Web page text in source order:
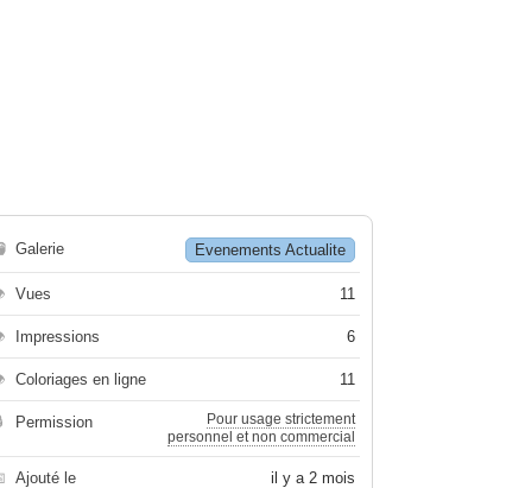
Galerie Evenements Actualite
Vues 11
Impressions 6
Coloriages en ligne 11
Permission
Pour usage strictement
personnel et non commercial
Ajouté le il y a 2 mois